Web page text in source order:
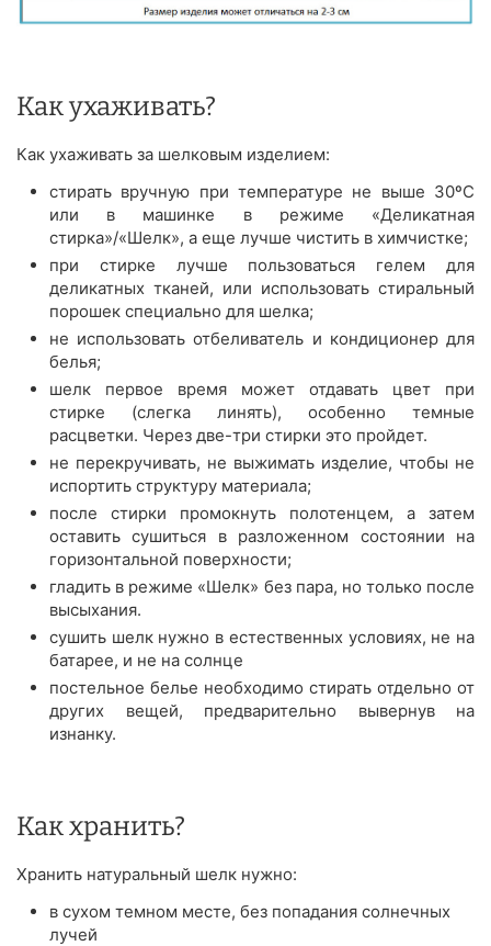
Как ухаживать?
Как ухаживать за шелковым изделием:
стирать вручную при температуре не выше 30ºС
или в машинке в режиме «Деликатная
стирка»/«Шелк», а еще лучше чистить в химчистке;
при стирке лучше пользоваться гелем для
деликатных тканей, или использовать стиральный
порошек специально для шелка;
не использовать отбеливатель и кондиционер для
белья;
шелк первое время может отдавать цвет при
стирке (слегка линять), особенно темные
расцветки. Через две-три стирки это пройдет.
не перекручивать, не выжимать изделие, чтобы не
испортить структуру материала;
после стирки промокнуть полотенцем, а затем
оставить сушиться в разложенном состоянии на
горизонтальной поверхности;
гладить в режиме «Шелк» без пара, но только после
высыхания.
сушить шелк нужно в естественных условиях, не на
батарее, и не на солнце
постельное белье необходимо стирать отдельно от
других вещей, предварительно вывернув на
изнанку.
Как хранить?
Хранить натуральный шелк нужно:
в сухом темном месте, без попадания солнечных
лучей